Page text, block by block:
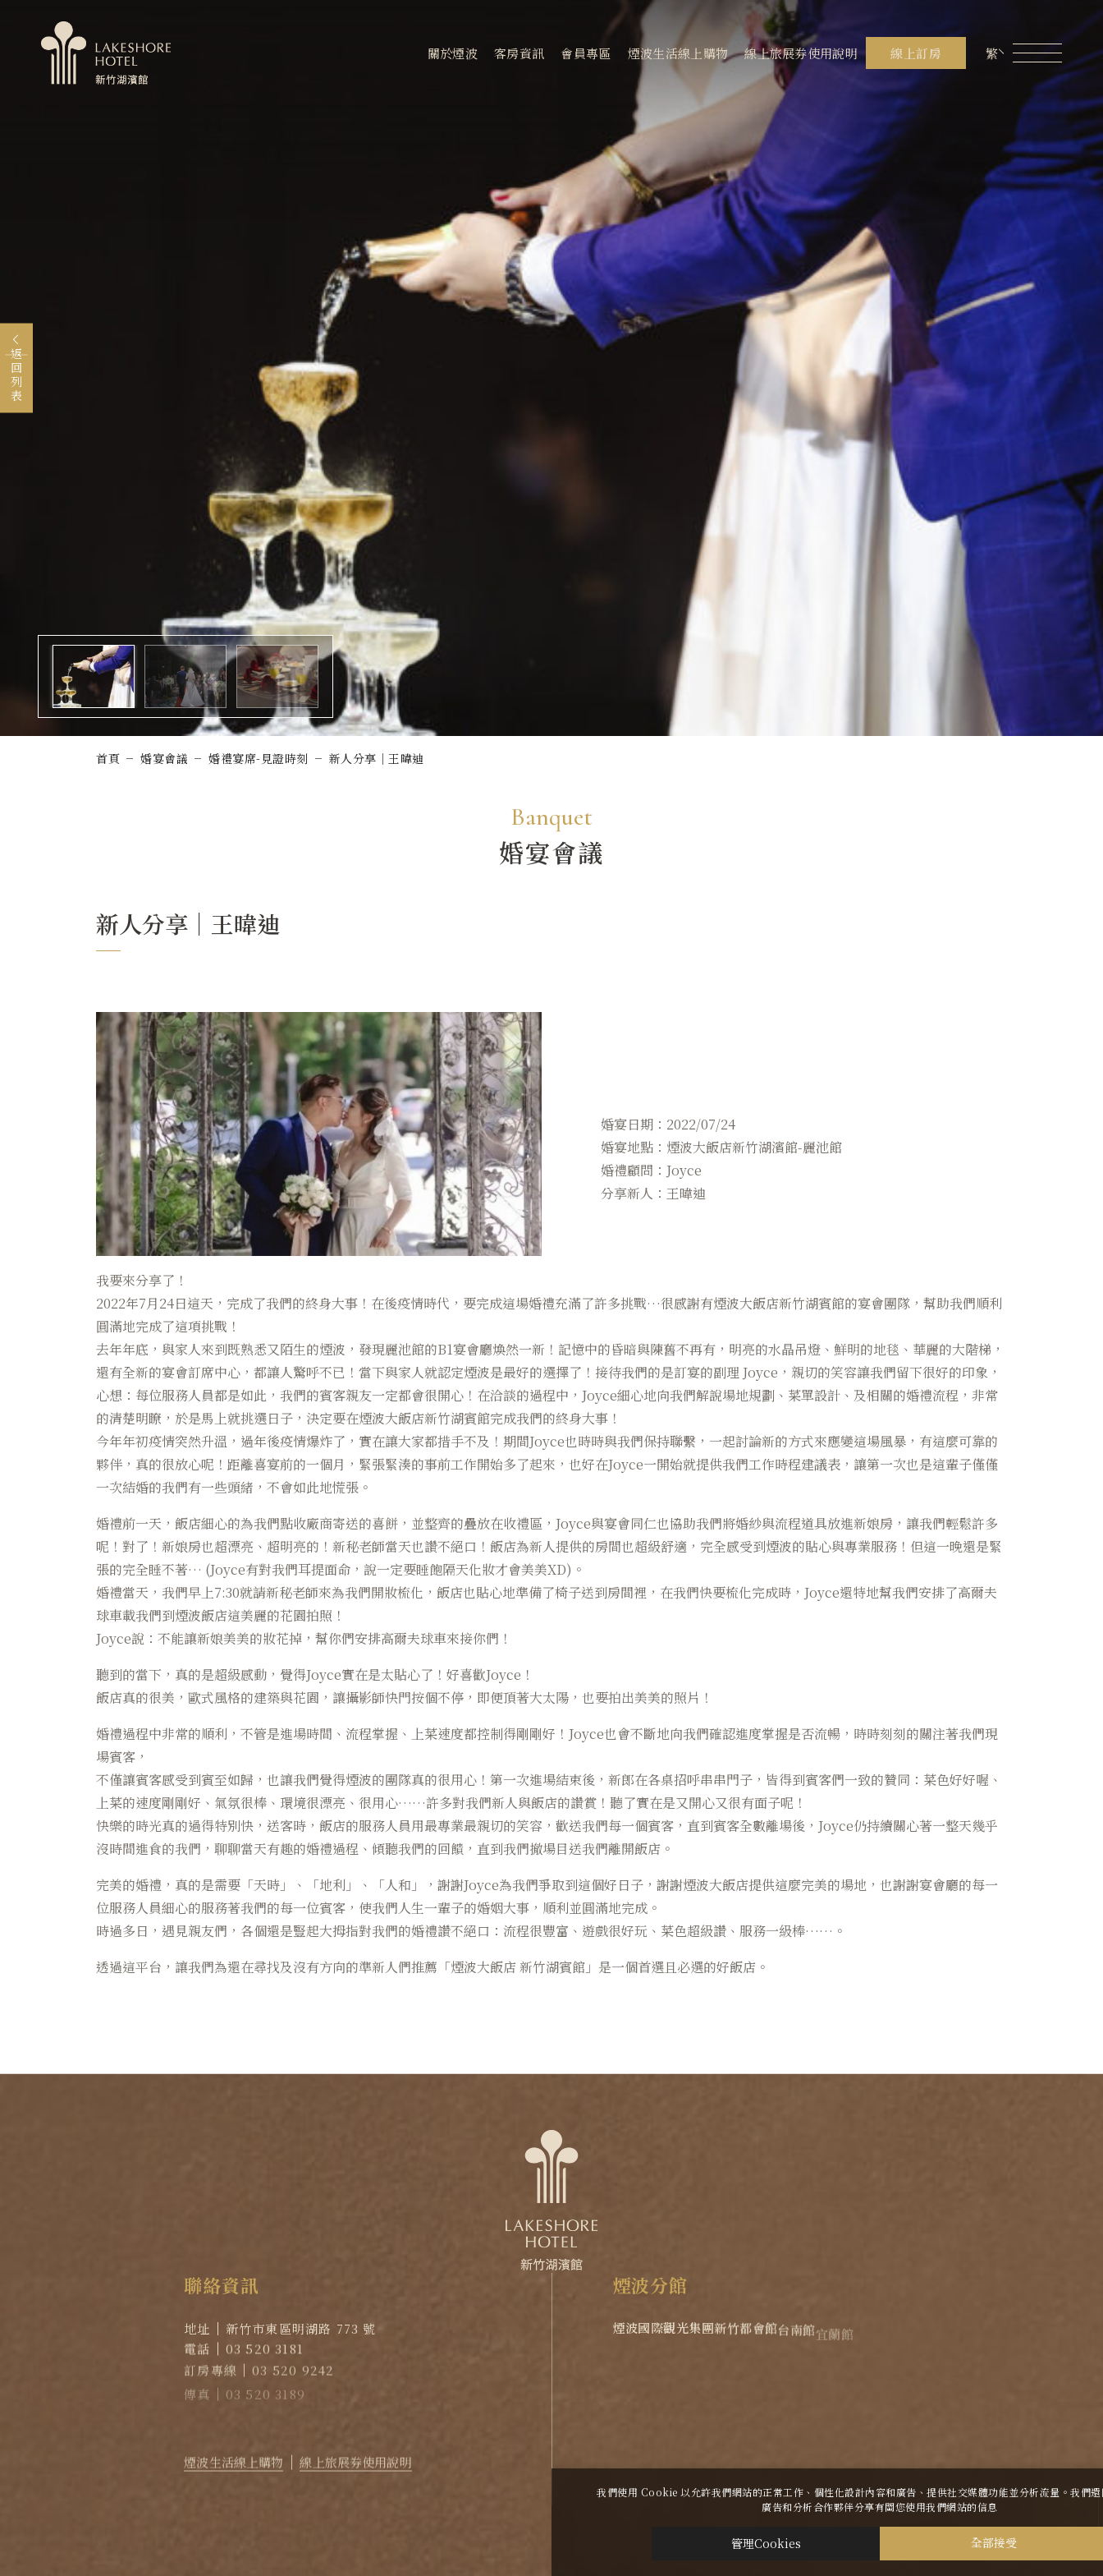
關於煙波 客房資訊 會員專區 煙波生活線上購物 線上旅展券使用說明 線上訂房 繁
返回列表
首頁 婚宴會議 婚禮宴席-見證時刻 新人分享｜王暐迪
Banquet
婚宴會議
新人分享｜王暐迪
婚宴日期：2022/07/24
婚宴地點：煙波大飯店新竹湖濱館-麗池館
婚禮顧問：Joyce
分享新人：王暐迪
我要來分享了！
2022年7月24日這天，完成了我們的終身大事！在後疫情時代，要完成這場婚禮充滿了許多挑戰…很感謝有煙波大飯店新竹湖賓館的宴會團隊，幫助我們順利
圓滿地完成了這項挑戰！
去年年底，與家人來到既熟悉又陌生的煙波，發現麗池館的B1宴會廳煥然一新！記憶中的昏暗與陳舊不再有，明亮的水晶吊燈、鮮明的地毯、華麗的大階梯，
還有全新的宴會訂席中心，都讓人驚呼不已！當下與家人就認定煙波是最好的選擇了！接待我們的是訂宴的副理 Joyce，親切的笑容讓我們留下很好的印象，
心想：每位服務人員都是如此，我們的賓客親友一定都會很開心！在洽談的過程中，Joyce細心地向我們解說場地規劃、菜單設計、及相關的婚禮流程，非常
的清楚明瞭，於是馬上就挑選日子，決定要在煙波大飯店新竹湖賓館完成我們的終身大事！
今年年初疫情突然升溫，過年後疫情爆炸了，實在讓大家都措手不及！期間Joyce也時時與我們保持聯繫，一起討論新的方式來應變這場風暴，有這麼可靠的
夥伴，真的很放心呢！距離喜宴前的一個月，緊張緊湊的事前工作開始多了起來，也好在Joyce一開始就提供我們工作時程建議表，讓第一次也是這輩子僅僅
一次結婚的我們有一些頭緒，不會如此地慌張。
婚禮前一天，飯店細心的為我們點收廠商寄送的喜餅，並整齊的疊放在收禮區，Joyce與宴會同仁也協助我們將婚紗與流程道具放進新娘房，讓我們輕鬆許多
呢！對了！新娘房也超漂亮、超明亮的！新秘老師當天也讚不絕口！飯店為新人提供的房間也超級舒適，完全感受到煙波的貼心與專業服務！但這一晚還是緊
張的完全睡不著… (Joyce有對我們耳提面命，說一定要睡飽隔天化妝才會美美XD)。
婚禮當天，我們早上7:30就請新秘老師來為我們開妝梳化，飯店也貼心地準備了椅子送到房間裡，在我們快要梳化完成時，Joyce還特地幫我們安排了高爾夫
球車載我們到煙波飯店這美麗的花園拍照！
Joyce說：不能讓新娘美美的妝花掉，幫你們安排高爾夫球車來接你們！
聽到的當下，真的是超級感動，覺得Joyce實在是太貼心了！好喜歡Joyce！
飯店真的很美，歐式風格的建築與花園，讓攝影師快門按個不停，即便頂著大太陽，也要拍出美美的照片！
婚禮過程中非常的順利，不管是進場時間、流程掌握、上菜速度都控制得剛剛好！Joyce也會不斷地向我們確認進度掌握是否流暢，時時刻刻的關注著我們現
場賓客，
不僅讓賓客感受到賓至如歸，也讓我們覺得煙波的團隊真的很用心！第一次進場結束後，新郎在各桌招呼串串門子，皆得到賓客們一致的贊同：菜色好好喔、
上菜的速度剛剛好、氣氛很棒、環境很漂亮、很用心……許多對我們新人與飯店的讚賞！聽了實在是又開心又很有面子呢！
快樂的時光真的過得特別快，送客時，飯店的服務人員用最專業最親切的笑容，歡送我們每一個賓客，直到賓客全數離場後，Joyce仍持續關心著一整天幾乎
沒時間進食的我們，聊聊當天有趣的婚禮過程、傾聽我們的回饋，直到我們撤場目送我們離開飯店。
完美的婚禮，真的是需要「天時」、「地利」、「人和」，謝謝Joyce為我們爭取到這個好日子，謝謝煙波大飯店提供這麼完美的場地，也謝謝宴會廳的每一
位服務人員細心的服務著我們的每一位賓客，使我們人生一輩子的婚姻大事，順利並圓滿地完成。
時過多日，遇見親友們，各個還是豎起大拇指對我們的婚禮讚不絕口：流程很豐富、遊戲很好玩、菜色超級讚、服務一級棒……。
透過這平台，讓我們為還在尋找及沒有方向的準新人們推薦「煙波大飯店 新竹湖賓館」是一個首選且必選的好飯店。
聯絡資訊
地址
新竹市東區明湖路 773 號
電話
03 520 3181
訂房專線
03 520 9242
傳真
03 520 3189
煙波生活線上購物
線上旅展券使用說明
煙波分館
煙波國際觀光集團新竹都會館台南館宜蘭館
網頁設計 - iBest
TOP
我們使用 Cookie 以允許我們網站的正常工作、個性化設計內容和廣告、提供社交媒體功能並分析流量。我們
廣告和分析合作夥伴分享有關您使用我們網站的信息
管理Cookies 全部接受
會員專區 煙波生活線上購物 線上旅展券使用說明
MENU
餐飲美饌
新訊優惠 設施服務
煙波早午餐 在地旅行
聯絡我們